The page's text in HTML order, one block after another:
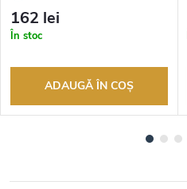
returnarea bunurilor. Vânzător
autorizat
162 lei
În stoc
ADAUGĂ ÎN COŞ